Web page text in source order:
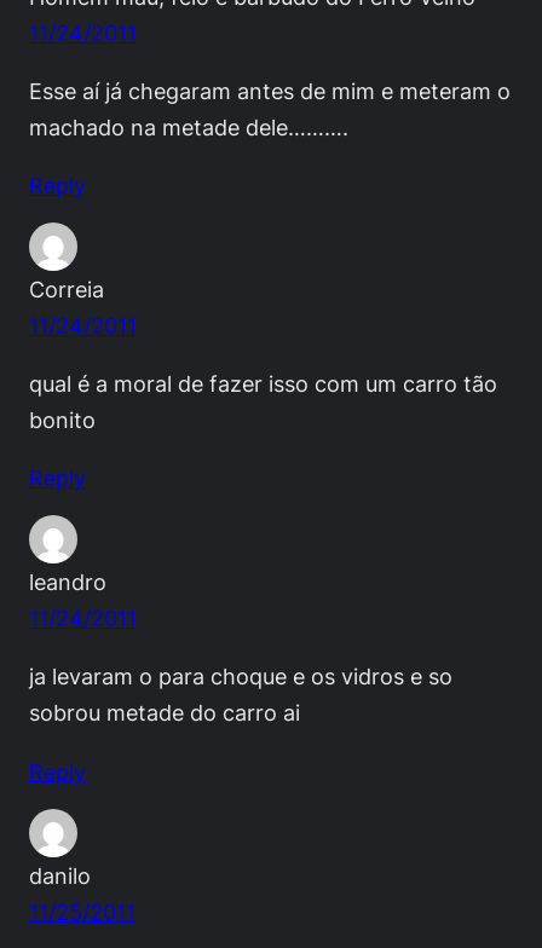
11/24/2011
Esse aí já chegaram antes de mim e meteram o
machado na metade dele……….
Reply
Correia
11/24/2011
qual é a moral de fazer isso com um carro tão
bonito
Reply
leandro
11/24/2011
ja levaram o para choque e os vidros e so
sobrou metade do carro ai
Reply
danilo
11/25/2011